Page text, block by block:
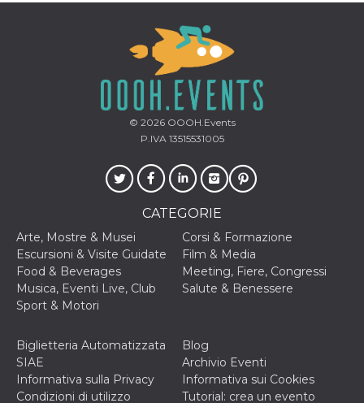
© 2026OOOH.Events
P.IVA 13515531005
CATEGORIE
Arte, Mostre & Musei
Corsi & Formazione
Escursioni & Visite Guidate
Film & Media
Food & Beverages
Meeting, Fiere, Congressi
Musica, Eventi Live, Club
Salute & Benessere
Sport & Motori
Biglietteria Automatizzata
SIAE
Blog
Archivio Eventi
Informativa sulla Privacy
Informativa sui Cookies
Condizioni di utilizzo
Tutorial: crea un evento